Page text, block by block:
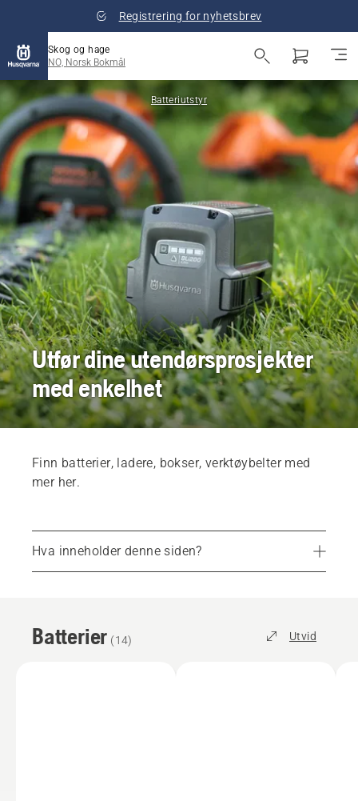
Registrering for nyhetsbrev
Skog og hage
NO, Norsk Bokmål
Batteriutstyr
Utfør dine utendørsprosjekter
med enkelhet
Finn batterier, ladere, bokser, verktøybelter med
mer her.
Hva inneholder denne siden?
Batterier
Tilbehør
Batterier (14) Utvid